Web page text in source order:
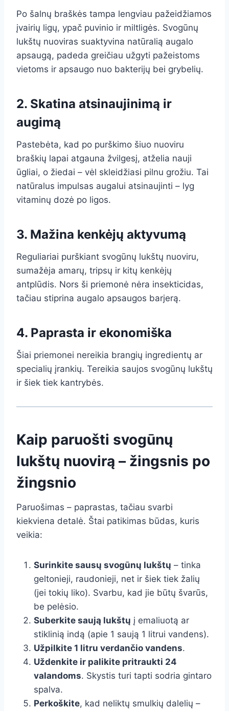
Po šalnų braškės tampa lengviau pažeidžiamos
įvairių ligų, ypač puvinio ir miltligės. Svogūnų
lukštų nuoviras suaktyvina natūralią augalo
apsaugą, padeda greičiau užgyti pažeistoms
vietoms ir apsaugo nuo bakterijų bei grybelių.
2. Skatina atsinaujinimą ir
augimą
Pastebėta, kad po purškimo šiuo nuoviru
braškių lapai atgauna žvilgesį, atželia nauji
ūgliai, o žiedai – vėl skleidžiasi pilnu grožiu. Tai
natūralus impulsas augalui atsinaujinti – lyg
vitaminų dozė po ligos.
3. Mažina kenkėjų aktyvumą
Reguliariai purškiant svogūnų lukštų nuoviru,
sumažėja amarų, tripsų ir kitų kenkėjų
antplūdis. Nors ši priemonė nėra insekticidas,
tačiau stiprina augalo apsaugos barjerą.
4. Paprasta ir ekonomiška
Šiai priemonei nereikia brangių ingredientų ar
specialių įrankių. Tereikia saujos svogūnų lukštų
ir šiek tiek kantrybės.
Kaip paruošti svogūnų
lukštų nuovirą – žingsnis po
žingsnio
Paruošimas – paprastas, tačiau svarbi
kiekviena detalė. Štai patikimas būdas, kuris
veikia:
Surinkite sausų svogūnų lukštų – tinka
geltonieji, raudonieji, net ir šiek tiek žalių
(jei tokių liko). Svarbu, kad jie būtų švarūs,
be pelėsio.
Suberkite saują lukštų į emaliuotą ar
stiklinią indą (apie 1 saują 1 litrui vandens).
Užpilkite 1 litru verdančio vandens.
Uždenkite ir palikite pritraukti 24
valandoms. Skystis turi tapti sodria gintaro
spalva.
Perkoškite, kad neliktų smulkių dalelių –